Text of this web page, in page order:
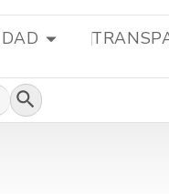
Botón de